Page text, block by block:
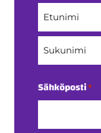
Etunimi
Sähköposti*